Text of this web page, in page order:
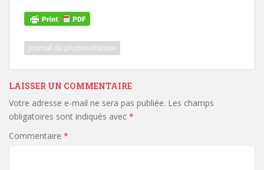
Journal du photovoltaïque
LAISSER UN COMMENTAIRE
Votre adresse e-mail ne sera pas publiée. Les champs
obligatoires sont indiqués avec *
Commentaire *